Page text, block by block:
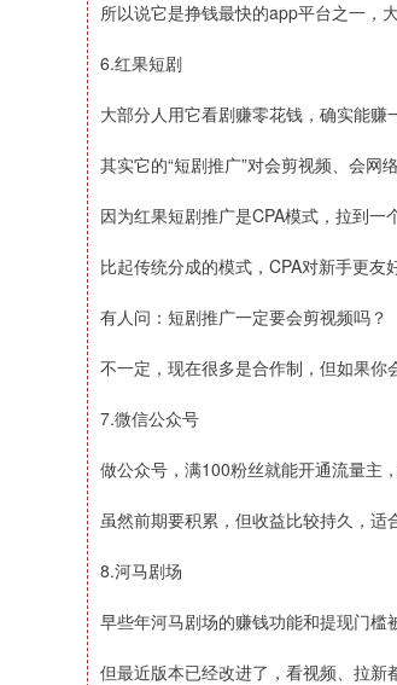
所以说它是挣钱最快的app平台之一，
6.红果短剧
大部分人用它看剧赚零花钱，确实能赚
其实它的“短剧推广”对会剪视频、会网
因为红果短剧推广是CPA模式，拉到一
比起传统分成的模式，CPA对新手更友
有人问：短剧推广一定要会剪视频吗？
不一定，现在很多是合作制，但如果你
7.微信公众号
做公众号，满100粉丝就能开通流量主
虽然前期要积累，但收益比较持久，适
8.河马剧场
早些年河马剧场的赚钱功能和提现门槛
但最近版本已经改进了，看视频、拉新